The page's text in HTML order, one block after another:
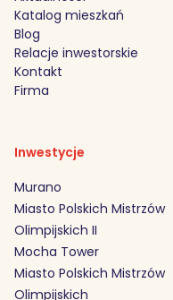
Katalog mieszkań
Blog
Relacje inwestorskie
Kontakt
Firma
Inwestycje
Murano
Miasto Polskich Mistrzów
Olimpijskich II
Mocha Tower
Miasto Polskich Mistrzów
Olimpijskich